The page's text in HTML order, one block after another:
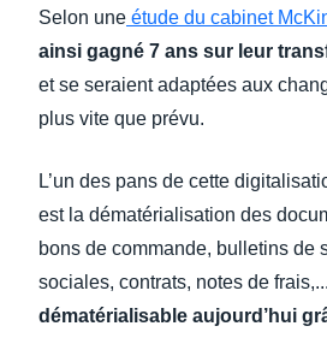
Selon une étude du cabinet
ainsi gagné 7 ans sur leur
et se seraient adaptées aux
plus vite que prévu.
L’un des pans de cette
est la dématérialisation des
bons de commande, bulletins de
sociales, contrats, notes de frais,...
dématérialisable aujourd’hui